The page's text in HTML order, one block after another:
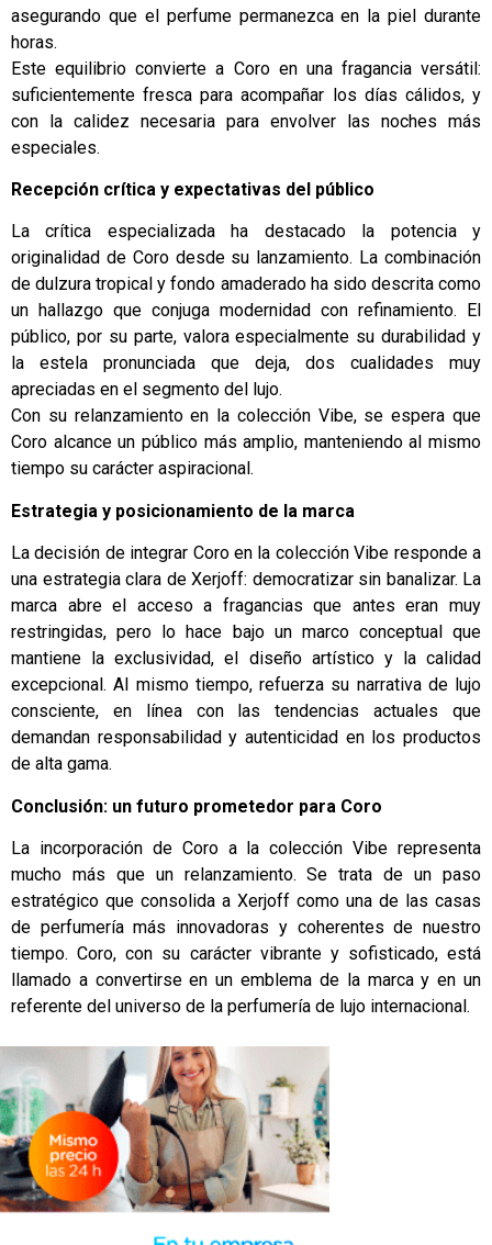
asegurando que el perfume permanezca en la piel durante
horas.
Este equilibrio convierte a Coro en una fragancia versátil:
suficientemente fresca para acompañar los días cálidos, y
con la calidez necesaria para envolver las noches más
especiales.
Recepción crítica y expectativas del público
La crítica especializada ha destacado la potencia y
originalidad de Coro desde su lanzamiento. La combinación
de dulzura tropical y fondo amaderado ha sido descrita como
un hallazgo que conjuga modernidad con refinamiento. El
público, por su parte, valora especialmente su durabilidad y
la estela pronunciada que deja, dos cualidades muy
apreciadas en el segmento del lujo.
Con su relanzamiento en la colección Vibe, se espera que
Coro alcance un público más amplio, manteniendo al mismo
tiempo su carácter aspiracional.
Estrategia y posicionamiento de la marca
La decisión de integrar Coro en la colección Vibe responde a
una estrategia clara de Xerjoff: democratizar sin banalizar. La
marca abre el acceso a fragancias que antes eran muy
restringidas, pero lo hace bajo un marco conceptual que
mantiene la exclusividad, el diseño artístico y la calidad
excepcional. Al mismo tiempo, refuerza su narrativa de lujo
consciente, en línea con las tendencias actuales que
demandan responsabilidad y autenticidad en los productos
de alta gama.
Conclusión: un futuro prometedor para Coro
La incorporación de Coro a la colección Vibe representa
mucho más que un relanzamiento. Se trata de un paso
estratégico que consolida a Xerjoff como una de las casas
de perfumería más innovadoras y coherentes de nuestro
tiempo. Coro, con su carácter vibrante y sofisticado, está
llamado a convertirse en un emblema de la marca y en un
referente del universo de la perfumería de lujo internacional.